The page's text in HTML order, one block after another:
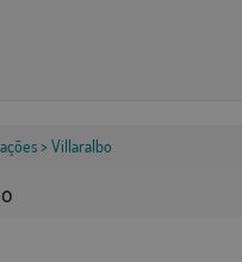
> Villaralbo